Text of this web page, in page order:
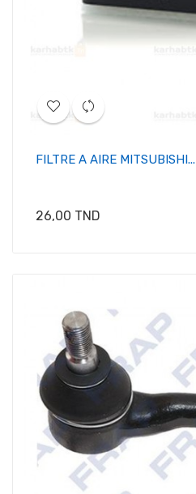
FILTRE A AIRE MITSUBISHI...
Prix
26,00 TND